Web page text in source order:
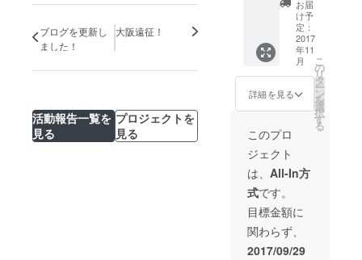
ブログを更新し
ました！
大阪遠征！
活動報告一覧を
見る
プロジェクトを
見る
白) お好
きなナ
ンバー
入り
お届
け予
定：
2017
年11
月
詳細を見る
こ
の
リ
タ
ー
ン
を
選
択
す
る
このプロ
ジェクト
は、 All-In方
式です。
目標金額に
関わらず、
2017/09/29